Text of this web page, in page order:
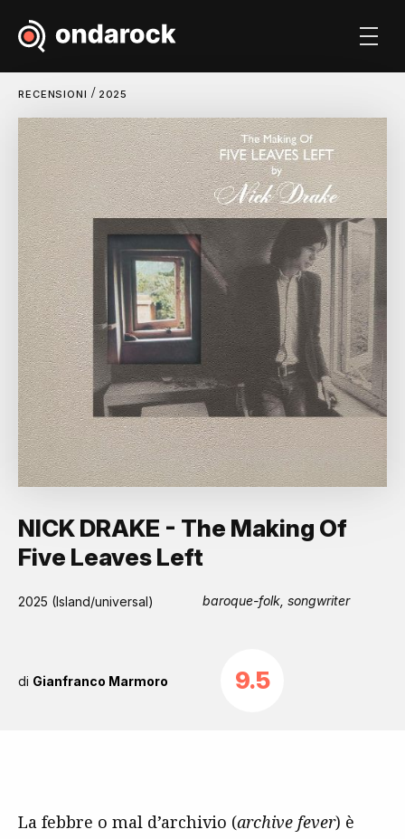
RECENSIONI / 2025
NICK DRAKE - The Making Of
Five Leaves Left
2025 (Island/universal) baroque-folk, songwriter
di Gianfranco Marmoro 9.5
La febbre o mal d’archivio (archive fever) è